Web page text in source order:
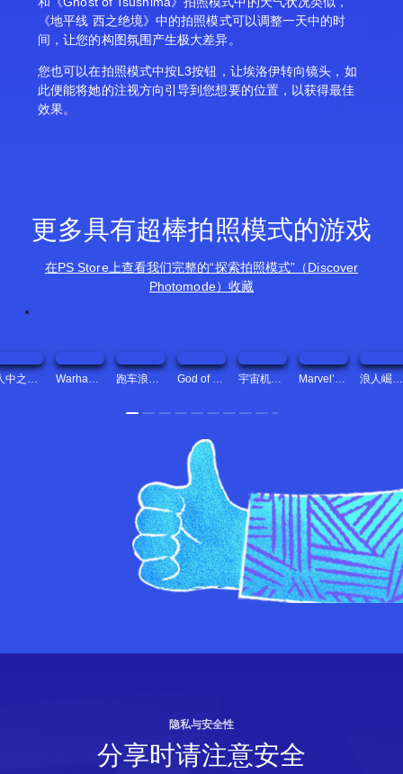
《地平线 西之绝境》中的拍照模式可以调整一天中的时
间，让您的构图氛围产生极大差异。
您也可以在拍照模式中按L3按钮，让埃洛伊转向镜头，如
此便能将她的注视方向引导到您想要的位置，以获得最佳
效果。
更多具有超棒拍照模式的游戏
在PS Store上查看我们完整的“探索拍照模式”（Discover
Photomode）收藏
跑车浪漫旅 7 (泰语, 韩语, 简体中文, 繁体中文, 英语) God of War Ragnarök (泰语, 日语, 韩语, 简体中文, 繁体中文, 英语) 宇宙机器人 (泰语, 日语, 韩语, 简体中文, 繁体中文, 英语) Marvel’s Spider-Man 2 (泰语, 韩语, 简体中文, 繁体中文, 英语) 浪人崛起™ (泰语, 日语, 韩语, 简体中文, 繁体中文, 英语)
人中之龙８ PS4 & PS5 (日语, 韩语, 简体中文, 繁体中文, 英语) Warhammer 40,000: Space Marine 2 - 2-Year Anniversary Edition (泰语, 日语, 韩语, 简体中文, 繁体中文, 英语)
隐私与安全性
分享时请注意安全